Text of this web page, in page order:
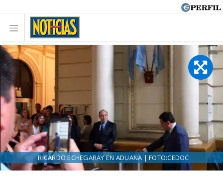
RICARDO ECHEGARAY EN ADUANA | FOTO:CEDOC